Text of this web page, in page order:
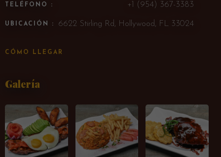
TELÉFONO : +1 (954) 367-3383
UBICACIÓN : 6622 Stirling Rd, Hollywood, FL 33024
CÓMO LLEGAR
Galería